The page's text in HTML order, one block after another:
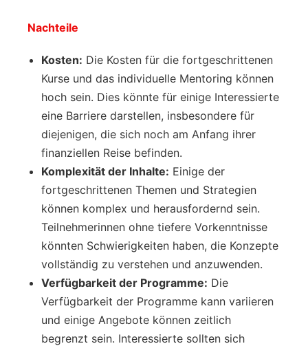
Nachteile
Kosten: Die Kosten für die fortgeschrittenen
Kurse und das individuelle Mentoring können
hoch sein. Dies könnte für einige Interessierte
eine Barriere darstellen, insbesondere für
diejenigen, die sich noch am Anfang ihrer
finanziellen Reise befinden.
Komplexität der Inhalte: Einige der
fortgeschrittenen Themen und Strategien
können komplex und herausfordernd sein.
Teilnehmerinnen ohne tiefere Vorkenntnisse
könnten Schwierigkeiten haben, die Konzepte
vollständig zu verstehen und anzuwenden.
Verfügbarkeit der Programme: Die
Verfügbarkeit der Programme kann variieren
und einige Angebote können zeitlich
begrenzt sein. Interessierte sollten sich